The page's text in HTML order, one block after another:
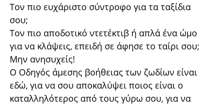
Τον πιο ευχάριστο σύντροφο για τα ταξίδια
σου;
Τον πιο αποδοτικό ντετέκτιβ ή απλά ένα ώμο
για να κλάψεις, επειδή σε άφησε το ταίρι σου;
Μην ανησυχείς!
Ο Οδηγός άμεσης βοήθειας των ζωδίων είναι
εδώ, για να σου αποκαλύψει ποιος είναι ο
καταλληλότερος από τους γύρω σου, για να